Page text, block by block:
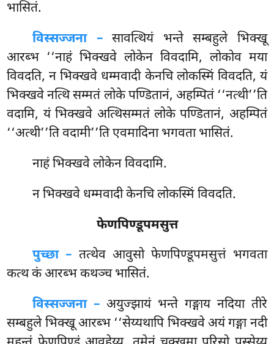
भासितं.
विस्सज्जना –सावत्थियं भन्ते सम्बहुले भिक्खू
आरब्भ ‘‘नाहं भिक्खवे लोकेन विवदामि, लोकोव मया
विवदति, न भिक्खवे धम्मवादी केनचि लोकस्मिं विवदति, यं
भिक्खवे नत्थि सम्मतं लोके पण्डितानं, अहम्पितं ‘‘नत्थी’’ति
वदामि, यं भिक्खवे अत्थिसम्मतं लोके पण्डितानं, अहम्पितं
‘‘अत्थी’’ति वदामी’’ति एवमादिना भगवता भासितं.
नाहं भिक्खवे लोकेन विवदामि.
न भिक्खवे धम्मवादी केनचि लोकस्मिं विवदति.
फेणपिण्डूपमसुत्त
पुच्छा – तत्थेवआवुसो फेणपिण्डूपमसुत्तं भगवता
कत्थ कं आरब्भ कथञ्च भासितं.
विस्सज्जना – अयुज्झायं भन्ते गङ्गाय नदिया तीरे
सम्बहुले भिक्खू आरब्भ ‘‘सेय्यथापि भिक्खवे अयं गङ्गा नदी